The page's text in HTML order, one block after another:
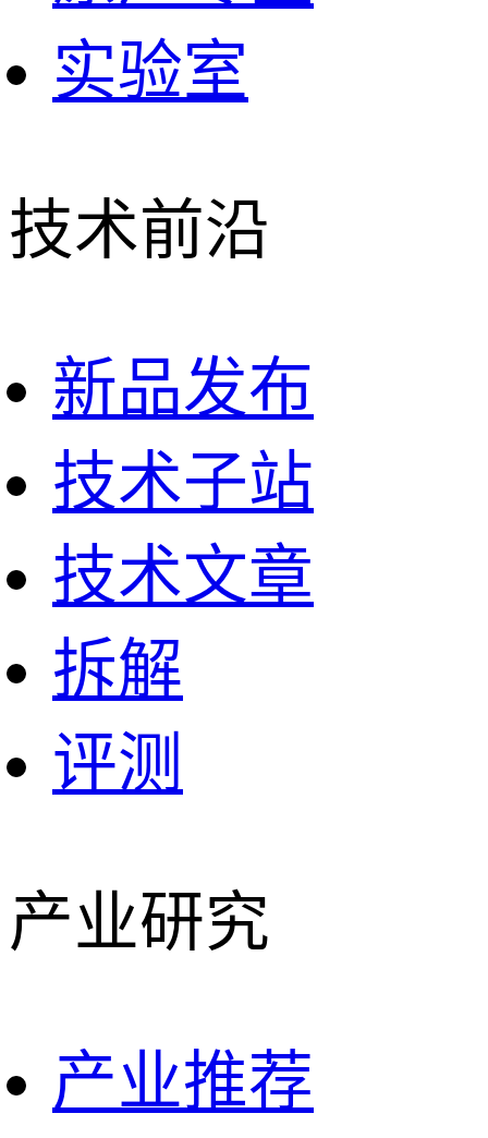
实验室
技术前沿
新品发布
技术子站
技术文章
拆解
评测
产业研究
产业推荐